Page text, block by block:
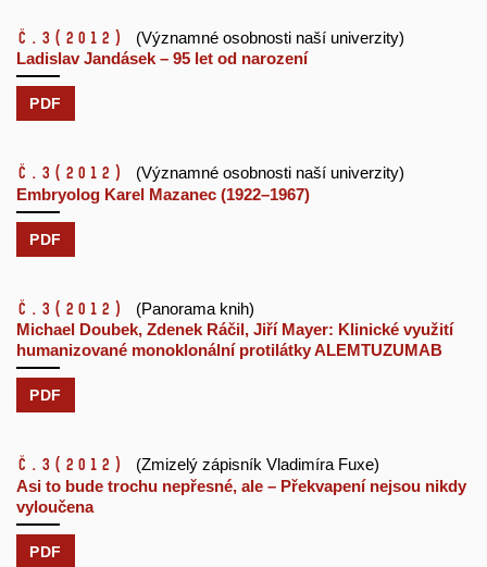
č.3 (2012)
(Významné osobnosti naší univerzity)
Ladislav Jandásek – 95 let od narození
PDF
č.3 (2012)
(Významné osobnosti naší univerzity)
Embryolog Karel Mazanec (1922–1967)
PDF
č.3 (2012)
(Panorama knih)
Michael Doubek, Zdenek Ráčil, Jiří Mayer: Klinické využití
humanizované monoklonální protilátky ALEMTUZUMAB
PDF
č.3 (2012)
(Zmizelý zápisník Vladimíra Fuxe)
Asi to bude trochu nepřesné, ale – Překvapení nejsou nikdy
vyloučena
PDF